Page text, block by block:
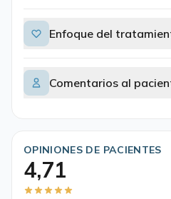
Enfoque del
Comentarios al
OPINIONES DE PACIENTES
4,71